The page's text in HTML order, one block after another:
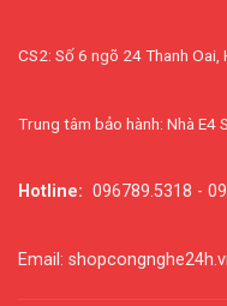
CS2: Số 6 ngõ 24 Thanh Oai,
Trung tâm bảo hành: Nhà E4
Hotline: 096789.5318 -
Email: